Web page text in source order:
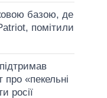
базою, де
помітили
про «пекельні
росії